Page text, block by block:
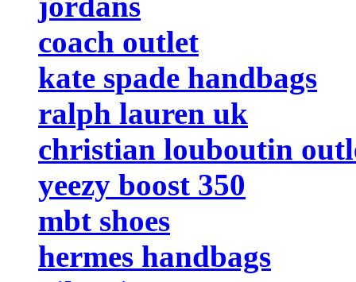
coach outlet
kate spade handbags
ralph lauren uk
christian louboutin
yeezy boost 350
mbt shoes
hermes handbags